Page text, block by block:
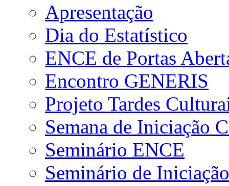
Apresentação
Dia do Estatístico
ENCE de Portas
Encontro GENERIS
Projeto Tardes
Semana de Iniciação
Seminário ENCE
Seminário de